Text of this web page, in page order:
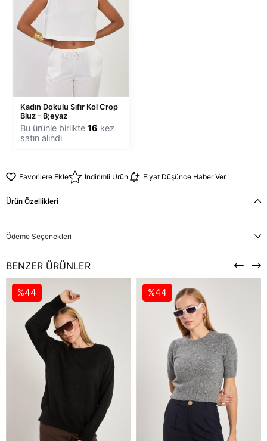
Kadın Dokulu Sıfır Kol Crop
Bluz - B;eyaz
Bu ürünle birlikte 16 kez
satın alındı
Favorilere Ekle İndirimli Ürün Fiyat Düşünce Haber Ver
Ürün Özellikleri
Ödeme Seçenekleri
BENZER ÜRÜNLER
%44 %44